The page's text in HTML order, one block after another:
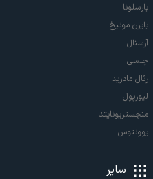
بارسلونا
بایرن مونیخ
آرسنال
چلسی
رئال مادرید
لیورپول
منچستریونایتد
یوونتوس
سایر